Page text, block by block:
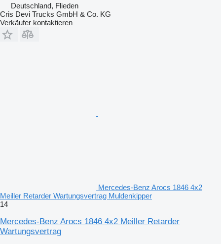
Deutschland, Flieden
Cris Devi Trucks GmbH & Co. KG
Verkäufer kontaktieren
Mercedes-Benz Arocs 1846 4x2
Meiller Retarder Wartungsvertrag Muldenkipper
14
Mercedes-Benz Arocs 1846 4x2 Meiller Retarder
Wartungsvertrag